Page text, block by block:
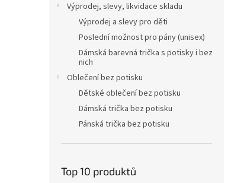
Výprodej, slevy, likvidace skladu
Výprodej a slevy pro děti
Poslední možnost pro pány (unisex)
Dámská barevná trička s potisky i bez
nich
Oblečení bez potisku
Dětské oblečení bez potisku
Dámská trička bez potisku
Pánská trička bez potisku
Top 10 produktů